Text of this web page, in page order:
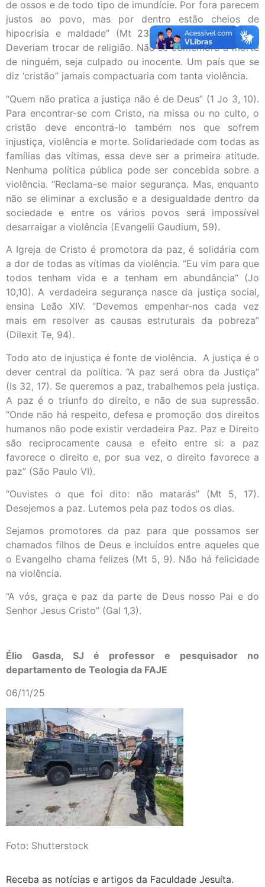
de ossos e de todo tipo de imundície. Por fora parecem
justos ao povo, mas por dentro estão cheios de
hipocrisia e maldade” (Mt 23, 27-28). Um escárnio.
Deveriam trocar de religião. Não se comemora a morte
de ninguém, seja culpado ou inocente. Um país que se
diz ‘cristão” jamais compactuaria com tanta violência.
“Quem não pratica a justiça não é de Deus” (1 Jo 3, 10).
Para encontrar-se com Cristo, na missa ou no culto, o
cristão deve encontrá-lo também nos que sofrem
injustiça, violência e morte. Solidariedade com todas as
famílias das vítimas, essa deve ser a primeira atitude.
Nenhuma política pública pode ser concebida sobre a
violência. “Reclama-se maior segurança. Mas, enquanto
não se eliminar a ex­clusão e a desigualdade dentro da
sociedade e en­tre os vários povos será impossível
desarraigar a violência (Evangelii Gaudium, 59).
A Igreja de Cristo é promotora da paz, é solidária com
a dor de todas as vítimas da violência. “Eu vim para que
todos tenham vida e a tenham em abundância” (Jo
10,10). A verdadeira segurança nasce da justiça social,
ensina Leão XIV. “Devemos empenhar-nos cada vez
mais em resolver as causas estruturais da pobreza”
(Dilexit Te, 94).
Todo ato de injustiça é fonte de violência. A justiça é o
dever central da política. “A paz será obra da Justiça”
(Is 32, 17). Se queremos a paz, trabalhemos pela justiça.
A paz é o triunfo do direito, e não de sua supressão.
“Onde não há respeito, defesa e promoção dos direitos
humanos não pode existir verdadeira Paz. Paz e Direito
são reciprocamente causa e efeito entre si: a paz
favorece o direito e, por sua vez, o direito favorece a
paz” (São Paulo VI).
“Ouvistes o que foi dito: não matarás” (Mt 5, 17).
Desejemos a paz. Lutemos pela paz todos os dias.
Sejamos promotores da paz para que possamos ser
chamados filhos de Deus e incluídos entre aqueles que
o Evangelho chama felizes (Mt 5, 9). Não há felicidade
na violência.
“A vós, graça e paz da parte de Deus nosso Pai e do
Senhor Jesus Cristo” (Gal 1,3).
Élio Gasda, SJ é professor e pesquisador no
departamento de Teologia da FAJE
06/11/25
Foto: Shutterstock
Receba as notícias e artigos da Faculdade Jesuíta.